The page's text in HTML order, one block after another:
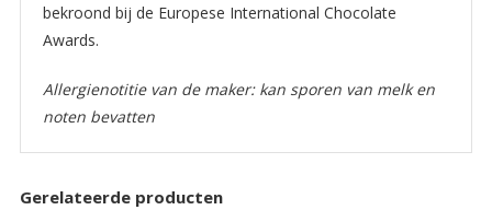
bekroond bij de Europese International Chocolate
Awards.
Allergienotitie van de maker: kan sporen van melk en
noten bevatten
Gerelateerde producten